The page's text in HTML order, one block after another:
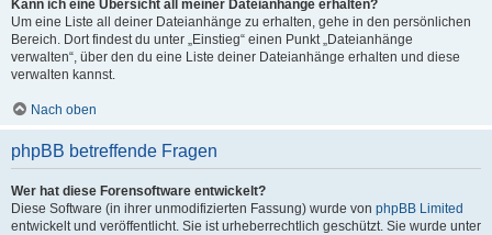
Kann ich eine Übersicht all meiner Dateianhänge erhalten?
Um eine Liste all deiner Dateianhänge zu erhalten, gehe in den persönlichen
Bereich. Dort findest du unter „Einstieg“ einen Punkt „Dateianhänge
verwalten“, über den du eine Liste deiner Dateianhänge erhalten und diese
verwalten kannst.
Nach oben
phpBB betreffende Fragen
Wer hat diese Forensoftware entwickelt?
Diese Software (in ihrer unmodifizierten Fassung) wurde von phpBB Limited
entwickelt und veröffentlicht. Sie ist urheberrechtlich geschützt. Sie wurde unter